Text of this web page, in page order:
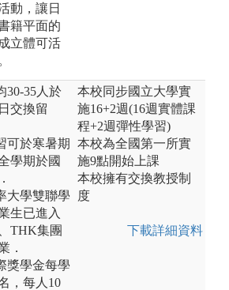
動，讓日
籍平面的
立體可活
30-35人於
交換留
可於寒暑期
學期於國
大學雙聯學
生已進入
THK集團
．
獎學金每學
，每人10
本校同步國立大學實
施16+2週(16週實體課
程+2週彈性學習)
本校為全國第一所實
施9點開始上課
本校擁有交換教授制
度
下載詳細資料